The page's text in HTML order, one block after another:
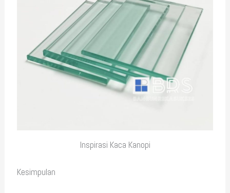
Inspirasi Kaca Kanopi
Kesimpulan